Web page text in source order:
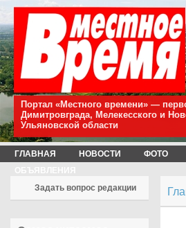
Портал «Местного времени» —
Димитровграда, Мелекесского и
Ульяновской области
ГЛАВНАЯ НОВОСТИ ФОТО
ОБЪЯВЛЕНИЯ
Задать вопрос редакции